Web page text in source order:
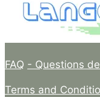
FAQ - Questions
Terms and